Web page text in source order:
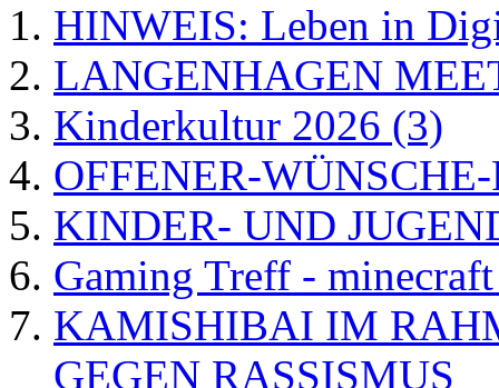
HINWEIS: Leben in
LANGENHAGEN
Kinderkultur 2026 (3)
OFFENER-
KINDER- UND
Gaming Treff -
KAMISHIBAI IM
GEGEN RASSISMUS